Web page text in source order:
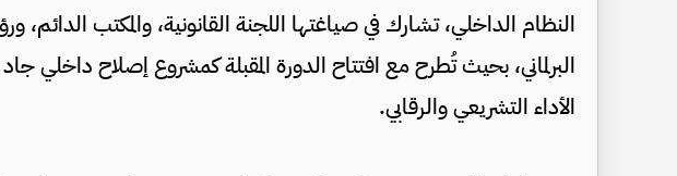
النظام الداخلي، تشارك في صياغتها اللجنة القانونية، والمكتب الدائم،
البرلماني، بحيث تُطرح مع افتتاح الدورة المقبلة كمشروع إصلاح داخلي
الأداء التشريعي والرقابي.